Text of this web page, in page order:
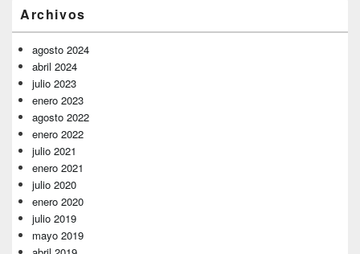
lateral
primaria
Archivos
agosto 2024
abril 2024
julio 2023
enero 2023
agosto 2022
enero 2022
julio 2021
enero 2021
julio 2020
enero 2020
julio 2019
mayo 2019